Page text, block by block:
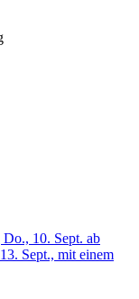
10. Sept. ab
Sept., mit einem